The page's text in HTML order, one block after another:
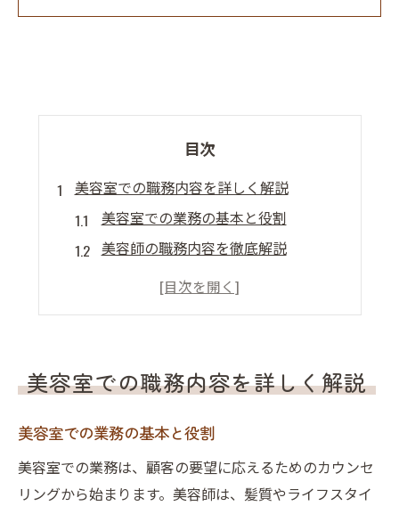
目次
美容室での職務内容を詳しく解説
美容室での業務の基本と役割
美容師の職務内容を徹底解説
美容室でのスキルと役割の重要性
美容室職務の具体的な内容紹介
美容師の職務内容とは何か
美容師の職務内容の基本解説
美容室での美容師の役割とは
美容師が知っておくべき技術
美容室での職務内容を詳しく解説
美容室での業務の基本と役割
美容室での業務は、顧客の要望に応えるためのカウンセ
リングから始まります。美容師は、髪質やライフスタイ